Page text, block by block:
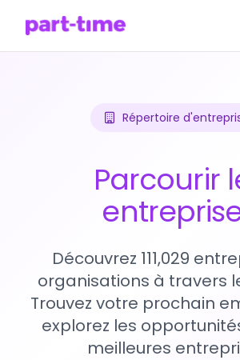
Répertoire
Parcourir
Découvrez 111,029
organisations à travers
Trouvez votre prochain
explorez les
meilleures